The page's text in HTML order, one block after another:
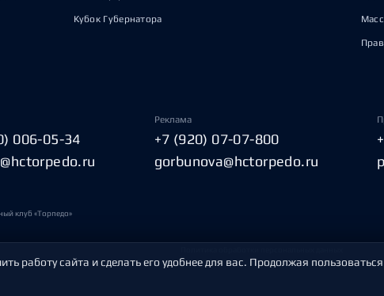
Кубок Губернатора
006-05-34
Реклама
+7 (920) 07-07-800
gorbunova@hctorpedo.ru
клуб «Торпедо»
работу сайта и сделать его удобнее для вас. Продолжая